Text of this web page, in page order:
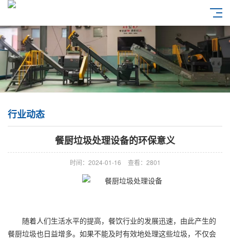
行业动态
餐厨垃圾处理设备的环保意义
时间：2024-01-16 查看：2801
随着人们生活水平的提高，餐饮行业的发展迅速，由此产生的
餐厨垃圾也日益增多。如果不能及时有效地处理这些垃圾，不仅会